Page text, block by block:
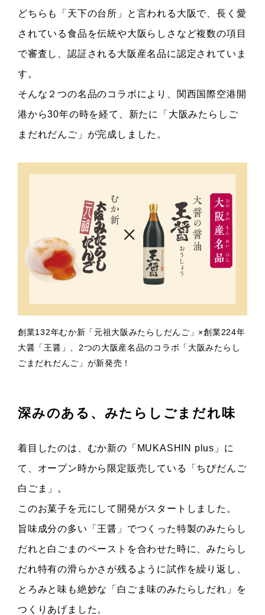
どちらも「天下の台所」と言われる大阪で、長く愛
されている食品を伝統や大阪らしさなど複数の項目
で審査し、認証される大阪産名品に認定されていま
す。
そんな２つの名品のコラボにより、関西国際空港開
港から30年の時を経て、新たに「大阪みたらしご
まだれだんご」が完成しました。
創業132年むか新「元祖大阪みたらしだんご」×創業224年
大醤「王醤」、2つの大阪産名品のコラボ「大阪みたらし
ごまだれだんご」が新発売！
深みのある、みたらしごまだれ味
着目したのは、むか新の「MUKASHIN plus」に
て、オープン時から限定販売している「ちびだんご
白ごま」。
このお菓子を元にして開発がスタートしました。
旨味成分の多い「王醤」でつくった特製のみたらし
だれと白ごまのペーストを合わせた時に、みたらし
だれ特有の滑らかさが残るように試作を繰り返し、
とろみと味も絶妙な「白ごま味のみたらしだれ」を
つくりあげました。